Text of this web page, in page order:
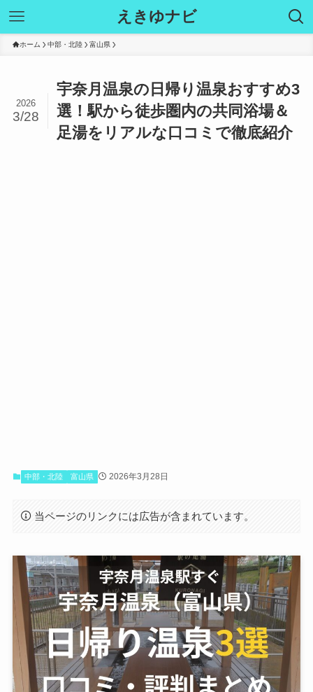
えきゆナビ
ホーム 中部・北陸 富山県
宇奈月温泉の日帰り温泉おすすめ3
選！駅から徒歩圏内の共同浴場＆
足湯をリアルな口コミで徹底紹介
2026
3/28
中部・北陸 富山県 2026年3月28日
当ページのリンクには広告が含まれています。